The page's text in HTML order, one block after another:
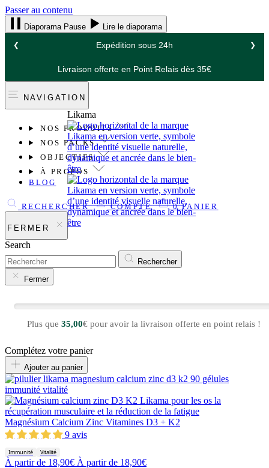
Passer au contenu
Diaporama Pause Lire le diaporama
❮ Livraison offerte en Point Relais dès 35€ ❯
Livraison offerte en Point Relais dès 35€
NAVIGATION
Likama
NOS PRODUITS
NOS PACKS
OBJECTIFS
À PROPOS
BLOG
RECHERCHER COMPTE 0 PANIER
FERMER
Search
Rechercher
Fermer
Plus que 35,00€ pour avoir la livraison offerte en point relais !
Complétez votre panier
Ajouter au panier
Magnésium Calcium Zinc Vitamines D3 + K2
9 avis
Immunité Vitalité
À partir de 18,90€ À partir de 18,90€